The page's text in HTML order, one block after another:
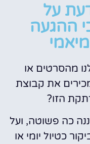
על
ההגעה
מהסרטים או
את קבוצת
הזו?
כה פשוטה, ועל
כטיול יומי או